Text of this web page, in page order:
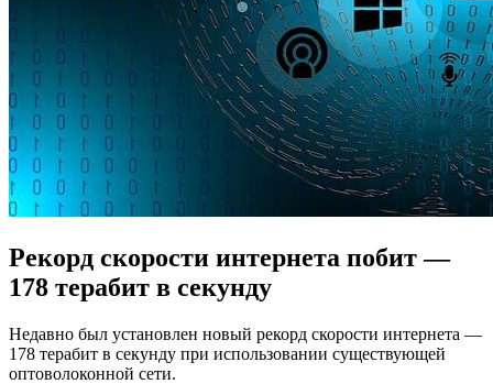
Рекорд скорости интернета побит —
178 терабит в секунду
Недавно был установлен новый рекорд скорости интернета —
178 терабит в секунду при использовании существующей
оптоволоконной сети.